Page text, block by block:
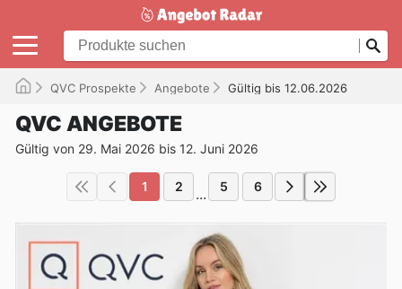
QVC Prospekte Angebote Gültig bis 12.06.2026
QVC ANGEBOTE
Gültig von 29. Mai 2026 bis 12. Juni 2026
1 2 ... 5 6